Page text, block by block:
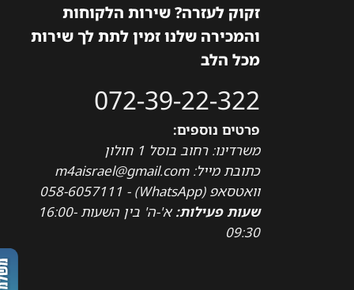
זקוק לעזרה? שירות הלקוחות
והמכירה שלנו זמין לתת לך שירות
מכל הלב
072-39-22-322
פרטים נוספים:
משרדינו: רחוב בוסל 1 חולון
כתובת מייל: m4aisrael@gmail.com
וואטסאפ (WhatsApp) - 058-6057111
שעות פעילות:
א'-ה' בין השעות 16:00-
09:30